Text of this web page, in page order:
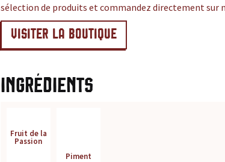
sélection de produits et commandez directement sur
VISITER LA BOUTIQUE
Ingrédients
Fruit de la
Passion
Piment